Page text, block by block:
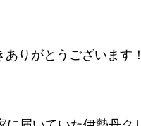
ありがとうございます